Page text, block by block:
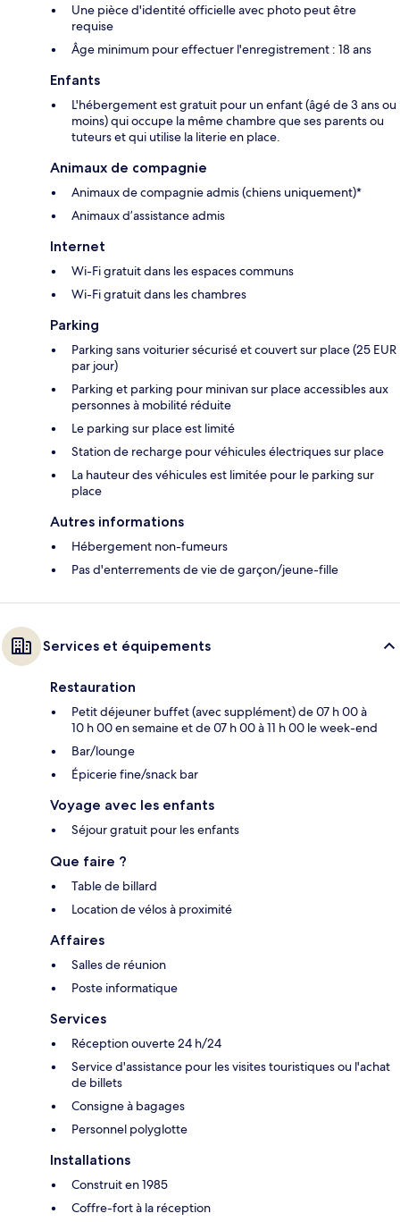
Une pièce d'identité officielle avec photo peut être
requise
Âge minimum pour effectuer l'enregistrement : 18 ans
Enfants
L'hébergement est gratuit pour un enfant (âgé de 3 ans ou
moins) qui occupe la même chambre que ses parents ou
tuteurs et qui utilise la literie en place.
Animaux de compagnie
Animaux de compagnie admis (chiens uniquement)*
Animaux d’assistance admis
Internet
Wi-Fi gratuit dans les espaces communs
Wi-Fi gratuit dans les chambres
Parking
Parking sans voiturier sécurisé et couvert sur place (25 EUR
par jour)
Parking et parking pour minivan sur place accessibles aux
personnes à mobilité réduite
Le parking sur place est limité
Station de recharge pour véhicules électriques sur place
La hauteur des véhicules est limitée pour le parking sur
place
Autres informations
Hébergement non-fumeurs
Pas d'enterrements de vie de garçon/jeune-fille
Services et équipements
Restauration
Petit déjeuner buffet (avec supplément) de 07 h 00 à
10 h 00 en semaine et de 07 h 00 à 11 h 00 le week-end
Bar/lounge
Épicerie fine/snack bar
Voyage avec les enfants
Séjour gratuit pour les enfants
Que faire ?
Table de billard
Location de vélos à proximité
Affaires
Salles de réunion
Poste informatique
Services
Réception ouverte 24 h/24
Service d'assistance pour les visites touristiques ou l'achat
de billets
Consigne à bagages
Personnel polyglotte
Installations
Construit en 1985
Coffre-fort à la réception